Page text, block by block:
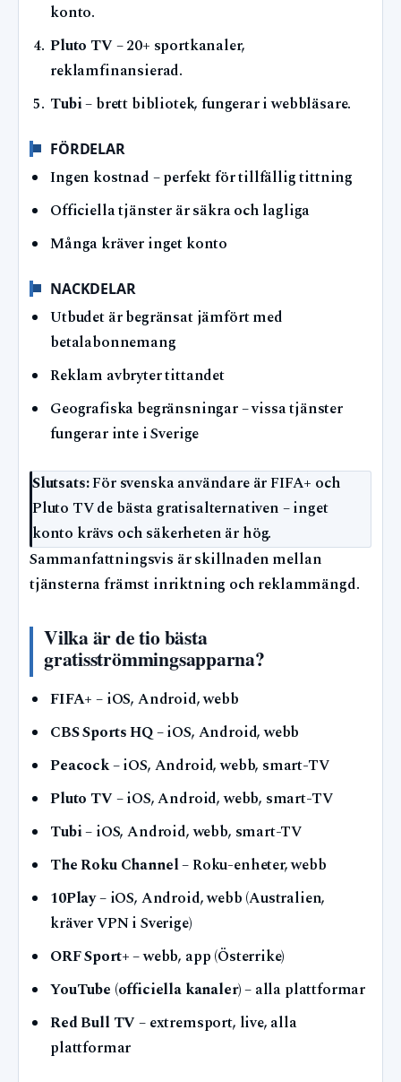
konto.
Pluto TV– 20+ sportkanaler,
reklamfinansierad.
Tubi– brett bibliotek, fungerar i webbläsare.
FÖRDELAR
Ingen kostnad – perfekt för tillfällig tittning
Officiella tjänster är säkra och lagliga
Många kräver inget konto
NACKDELAR
Utbudet är begränsat jämfört med
betalabonnemang
Reklam avbryter tittandet
Geografiska begränsningar – vissa tjänster
fungerar inte i Sverige
Slutsats:För svenska användare är FIFA+ och
Pluto TV de bästa gratisalternativen – inget
konto krävs och säkerheten är hög.
Sammanfattningsvis är skillnaden mellan
tjänsterna främst inriktning och reklammängd.
Vilka är de tio bästa
gratisströmmingsapparna?
FIFA+ – iOS, Android, webb
CBS Sports HQ– iOS, Android, webb
Peacock– iOS, Android, webb, smart-TV
Pluto TV– iOS, Android, webb, smart-TV
Tubi– iOS, Android, webb, smart-TV
The Roku Channel– Roku-enheter, webb
10Play– iOS, Android, webb (Australien,
kräver VPN i Sverige)
ORF Sport+– webb, app (Österrike)
YouTube (officiella kanaler)– alla plattformar
Red Bull TV– extremsport, live, alla
plattformar